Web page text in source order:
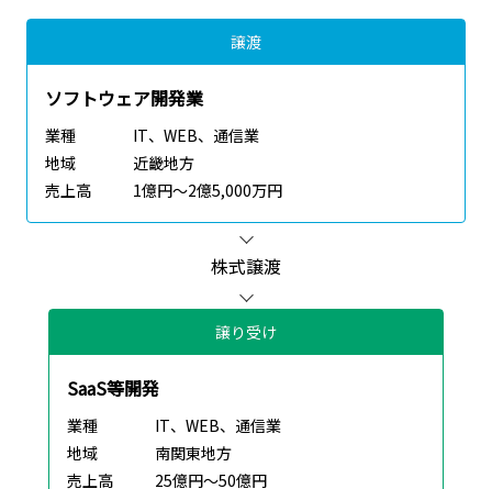
譲渡
ソフトウェア開発業
業種
IT、WEB、通信業
地域
近畿地方
売上高
1億円～2億5,000万円
株式譲渡
譲り受け
SaaS等開発
業種
IT、WEB、通信業
地域
南関東地方
売上高
25億円～50億円